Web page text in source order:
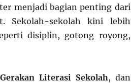
menjadi bagian penting dari
Sekolah-sekolah kini lebih
disiplin, gotong royong,
Gerakan Literasi Sekolah, dan